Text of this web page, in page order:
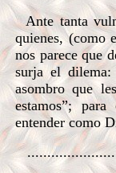
Ante tanta
quienes, (como
nos parece que
surja el
asombro que
estamos”;
entender como